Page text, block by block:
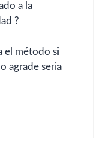
a la
?
el método si
agrade seria